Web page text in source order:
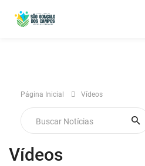
Página Inicial Vídeos
Vídeos